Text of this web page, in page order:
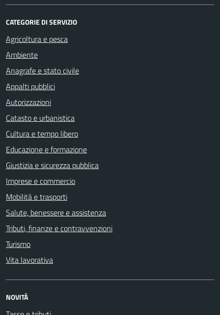
CATEGORIE DI SERVIZIO
Agricoltura e pesca
Ambiente
Anagrafe e stato civile
Appalti pubblici
Autorizzazioni
Catasto e urbanistica
Cultura e tempo libero
Educazione e formazione
Giustizia e sicurezza pubblica
Imprese e commercio
Mobilità e trasporti
Salute, benessere e assistenza
Tributi, finanze e contravvenzioni
Turismo
Vita lavorativa
NOVITÀ